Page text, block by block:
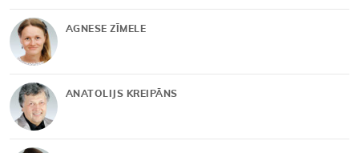
AGNESE ZĪMELE
ANATOLIJS KREIPĀNS